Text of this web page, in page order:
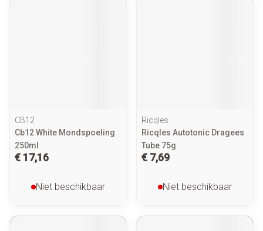
CB12
Cb12 White Mondspoeling
250ml
€ 17,16
Niet beschikbaar
Ricqles
Ricqles Autotonic Dragees
Tube 75g
€ 7,69
Niet beschikbaar